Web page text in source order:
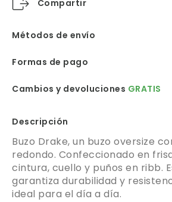
Compartir
Métodos de envío
Formas de pago
Cambios y devoluciones GRATIS
Descripción
Buzo Drake, un buzo oversize
redondo. Confeccionado en
cintura, cuello y puños en ribb.
garantiza durabilidad y
ideal para el día a día.